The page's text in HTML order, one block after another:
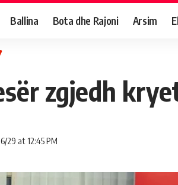
Ballina Bota dhe Rajoni Arsim
zgjedh
29 at 12:45 PM